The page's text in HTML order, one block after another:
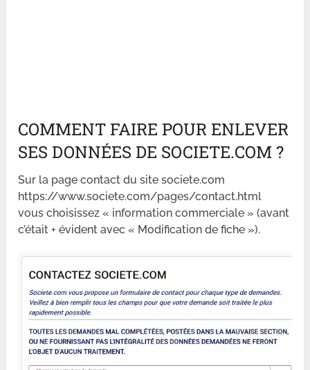
COMMENT FAIRE POUR ENLEVER
SES DONNÉES DE SOCIETE.COM ?
Sur la page contact du site societe.com
https://www.societe.com/pages/contact.html
vous choisissez « information commerciale » (avant
c’était + évident avec « Modification de fiche »).